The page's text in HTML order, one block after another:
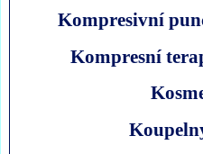
Kompresivní
Kompresní